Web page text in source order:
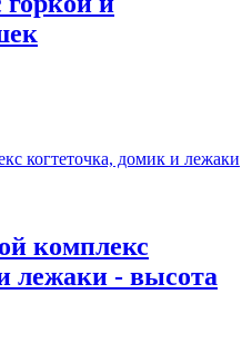
комплекс
лежаки - высота